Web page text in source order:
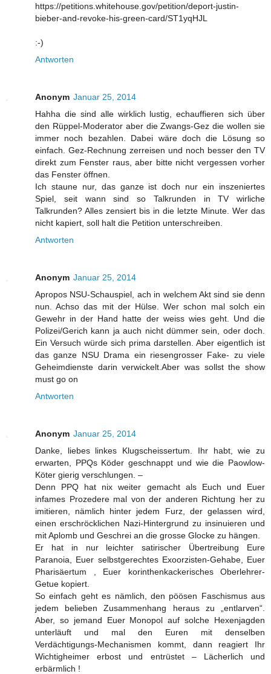
https://petitions.whitehouse.gov/petition/deport-justin-
bieber-and-revoke-his-green-card/ST1yqHJL
:-)
Antworten
Anonym Januar 25, 2014
Hahha die sind alle wirklich lustig, echauffieren sich über
den Rüppel-Moderator aber die Zwangs-Gez die wollen sie
immer noch bezahlen. Dabei wäre doch die Lösung so
einfach. Gez-Rechnung zerreisen und noch besser den TV
direkt zum Fenster raus, aber bitte nicht vergessen vorher
das Fenster öffnen.
Ich staune nur, das ganze ist doch nur ein inszeniertes
Spiel, seit wann sind so Talkrunden in TV wirliche
Talkrunden? Alles zensiert bis in die letzte Minute. Wer das
nicht kapiert, soll halt die Petition unterschreiben.
Antworten
Anonym Januar 25, 2014
Apropos NSU-Schauspiel, ach in welchem Akt sind sie denn
nun. Achso das mit der Hülse. Wer schon mal solch ein
Gewehr in der Hand hatte der weiss wies geht. Und die
Polizei/Gerich kann ja auch nicht dümmer sein, oder doch.
Ein Versuch würde sich prima darstellen. Aber eigentlich ist
das ganze NSU Drama ein riesengrosser Fake- zu viele
Geheimdienste darin verwickelt.Aber was sollst the show
must go on
Antworten
Anonym Januar 25, 2014
Danke, liebes linkes Klugscheissertum. Ihr habt, wie zu
erwarten, PPQs Köder geschnappt und wie die Paowlow-
Köter gierig verschlungen. –
Denn PPQ hat nix weiter gemacht als Euch und Euer
infames Prozedere mal von der anderen Richtung her zu
imitieren, nämlich hinter jedem Furz, der gelassen wird,
einen erschröcklichen Nazi-Hintergrund zu insinuieren und
mit Aplomb und Geschrei an die grosse Glocke zu hängen.
Er hat in nur leichter satirischer Übertreibung Eure
Paranoia, Euer selbstgerechtes Exoorzisten-Gehabe, Euer
Pharisäertum , Euer korinthenkackerisches Oberlehrer-
Getue kopiert.
So einfach geht es nämlich, den pöösen Faschismus aus
jedem belieben Zusammenhang heraus zu „entlarven“.
Aber, so jemand Euer Monopol auf solche Hexenjagden
unterläuft und mal den Euren mit denselben
Verdächtigungs-Mechanismen kommt, dann reagiert Ihr
Wichtigheimer erbost und entrüstet – Lächerlich und
erbärmlich !